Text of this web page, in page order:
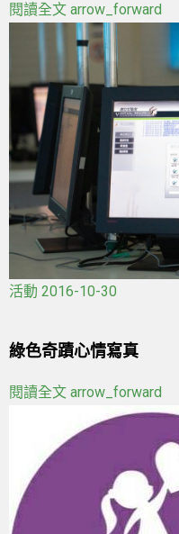
閱讀全文 arrow_forward
活動 2016-10-30
綠色奇蹟心情寫真
閱讀全文 arrow_forward